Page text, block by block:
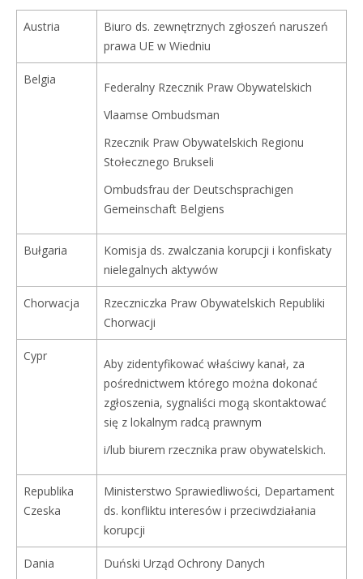
Austria
Biuro ds. zewnętrznych zgłoszeń naruszeń
prawa UE w Wiedniu
Belgia
Federalny Rzecznik Praw Obywatelskich
Vlaamse Ombudsman
Rzecznik Praw Obywatelskich Regionu
Stołecznego Brukseli
Ombudsfrau der Deutschsprachigen
Gemeinschaft Belgiens
Bułgaria
Komisja ds. zwalczania korupcji i konfiskaty
nielegalnych aktywów
Chorwacja
Rzeczniczka Praw Obywatelskich Republiki
Chorwacji
Cypr
Aby zidentyfikować właściwy kanał, za
pośrednictwem którego można dokonać
zgłoszenia, sygnaliści mogą skontaktować
się z lokalnym radcą prawnym
i/lub biurem rzecznika praw obywatelskich.
Republika
Czeska
Ministerstwo Sprawiedliwości, Departament
ds. konfliktu interesów i przeciwdziałania
korupcji
Dania Duński Urząd Ochrony Danych